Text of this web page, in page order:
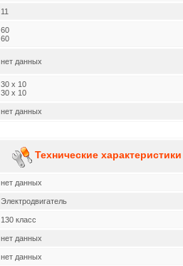
11
60
60
нет данных
30 x 10
30 x 10
нет данных
Технические характеристики
нет данных
Электродвигатель
130 класс
нет данных
нет данных